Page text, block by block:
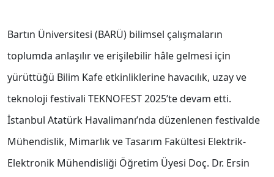
Bartın Üniversitesi (BARÜ) bilimsel çalışmaların
toplumda anlaşılır ve erişilebilir hâle gelmesi için
yürüttüğü Bilim Kafe etkinliklerine havacılık, uzay ve
teknoloji festivali TEKNOFEST 2025’te devam etti.
İstanbul Atatürk Havalimanı’nda düzenlenen festivalde
Mühendislik, Mimarlık ve Tasarım Fakültesi Elektrik-
Elektronik Mühendisliği Öğretim Üyesi Doç. Dr. Ersin